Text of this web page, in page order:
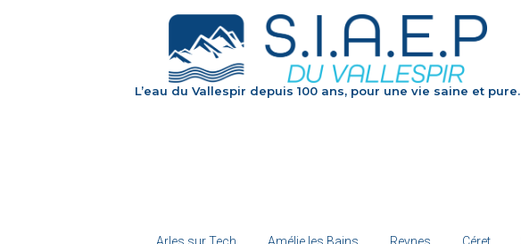
L’eau du Vallespir depuis 100 ans, pour une vie saine et pure.